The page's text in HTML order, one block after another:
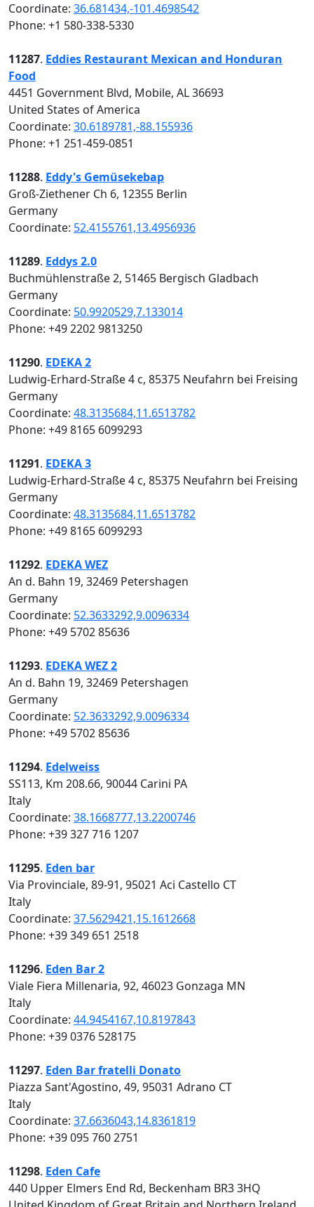
Coordinate: 36.681434,-101.4698542
Phone: +1 580-338-5330
11287. Eddies Restaurant Mexican and Honduran
Food
4451 Government Blvd, Mobile, AL 36693
United States of America
Coordinate: 30.6189781,-88.155936
Phone: +1 251-459-0851
11288. Eddy's Gemüsekebap
Groß-Ziethener Ch 6, 12355 Berlin
Germany
Coordinate: 52.4155761,13.4956936
11289. Eddys 2.0
Buchmühlenstraße 2, 51465 Bergisch Gladbach
Germany
Coordinate: 50.9920529,7.133014
Phone: +49 2202 9813250
11290. EDEKA 2
Ludwig-Erhard-Straße 4 c, 85375 Neufahrn bei Freising
Germany
Coordinate: 48.3135684,11.6513782
Phone: +49 8165 6099293
11291. EDEKA 3
Ludwig-Erhard-Straße 4 c, 85375 Neufahrn bei Freising
Germany
Coordinate: 48.3135684,11.6513782
Phone: +49 8165 6099293
11292. EDEKA WEZ
An d. Bahn 19, 32469 Petershagen
Germany
Coordinate: 52.3633292,9.0096334
Phone: +49 5702 85636
11293. EDEKA WEZ 2
An d. Bahn 19, 32469 Petershagen
Germany
Coordinate: 52.3633292,9.0096334
Phone: +49 5702 85636
11294. Edelweiss
SS113, Km 208.66, 90044 Carini PA
Italy
Coordinate: 38.1668777,13.2200746
Phone: +39 327 716 1207
11295. Eden bar
Via Provinciale, 89-91, 95021 Aci Castello CT
Italy
Coordinate: 37.5629421,15.1612668
Phone: +39 349 651 2518
11296. Eden Bar 2
Viale Fiera Millenaria, 92, 46023 Gonzaga MN
Italy
Coordinate: 44.9454167,10.8197843
Phone: +39 0376 528175
11297. Eden Bar fratelli Donato
Piazza Sant'Agostino, 49, 95031 Adrano CT
Italy
Coordinate: 37.6636043,14.8361819
Phone: +39 095 760 2751
11298. Eden Cafe
440 Upper Elmers End Rd, Beckenham BR3 3HQ